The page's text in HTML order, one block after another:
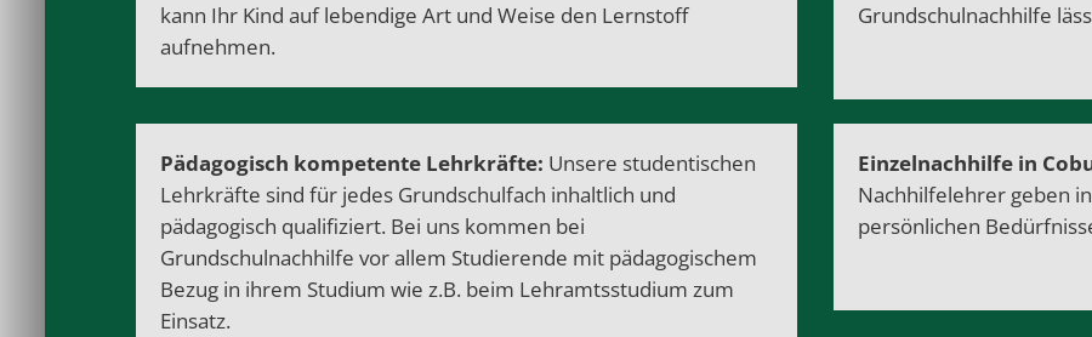
kann Ihr Kind auf lebendige Art und Weise den Lernstoff
aufnehmen.
Grundschulnachhilfe
Pädagogisch kompetente Lehrkräfte: Unsere studentischen
Lehrkräfte sind für jedes Grundschulfach inhaltlich und
pädagogisch qualifiziert. Bei uns kommen bei
Grundschulnachhilfe vor allem Studierende mit pädagogischem
Bezug in ihrem Studium wie z.B. beim Lehramtsstudium zum
Einsatz.
Einzelnachhilfe in
Nachhilfelehrer geben
persönlichen